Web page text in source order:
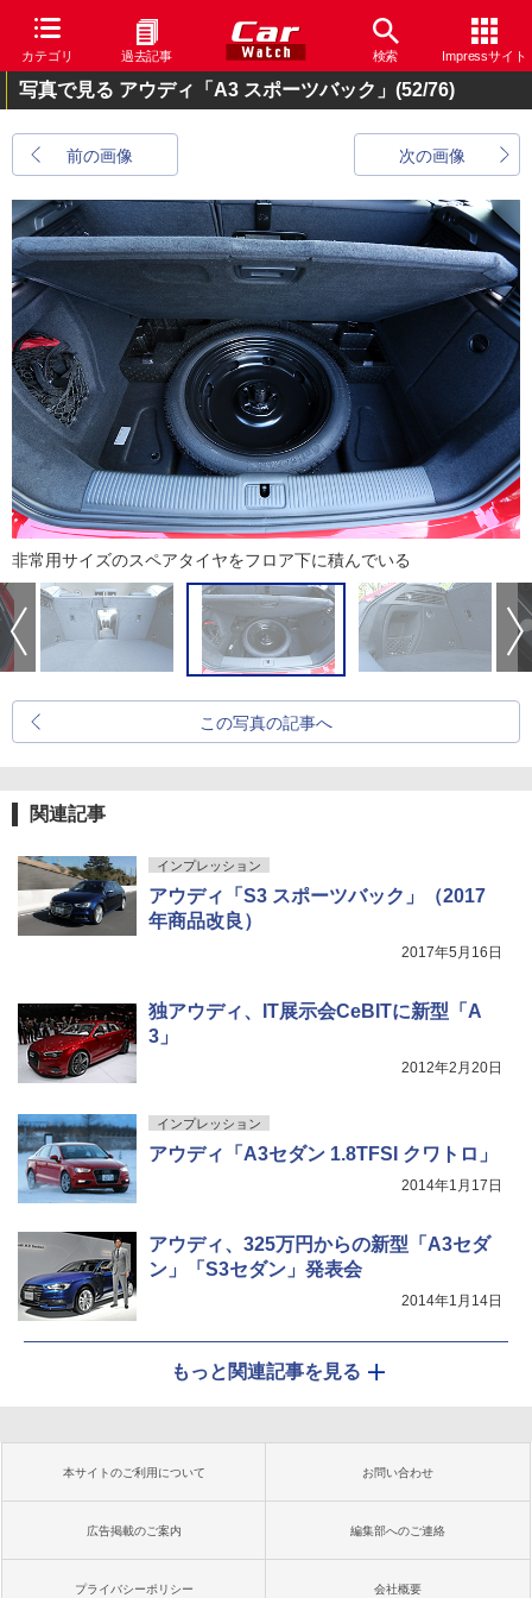
カテゴリ 過去記事 検索 Impressサイト
写真で見る アウディ「A3 スポーツバック」 (52/76)
前の画像 次の画像
非常用サイズのスペアタイヤをフロア下に積んでいる
この写真の記事へ
関連記事
インプレッション
アウディ「S3 スポーツバック」（2017
年商品改良）
2017年5月16日
独アウディ、IT展示会CeBITに新型「A
3」
2012年2月20日
インプレッション
アウディ「A3セダン 1.8TFSI クワトロ」
2014年1月17日
アウディ、325万円からの新型「A3セダ
ン」「S3セダン」発表会
2014年1月14日
もっと関連記事を見る
本サイトのご利用について お問い合わせ
広告掲載のご案内 編集部へのご連絡
プライバシーポリシー 会社概要